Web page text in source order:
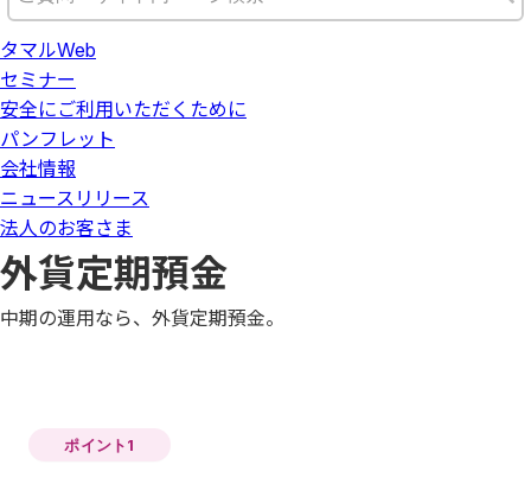
タマルWeb
セミナー
安全にご利用いただくために
パンフレット
会社情報
ニュースリリース
法人のお客さま
外貨定期預金
中期の運用なら、外貨定期預金。
ポイント1